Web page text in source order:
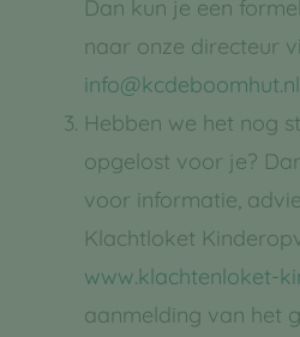
Dan kun je een
naar onze directeur
info@kcdeboomhut.nl
Hebben we het nog
opgelost voor je?
voor informatie,
Klachtloket
www.klachtenloket-
aanmelding van het